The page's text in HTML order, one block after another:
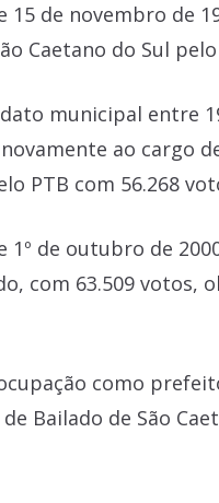
15 de novembro de
Caetano do Sul
municipal entre
ao cargo
PTB com 56.268
1º de outubro de
com 63.509 votos,
como
Bailado de São